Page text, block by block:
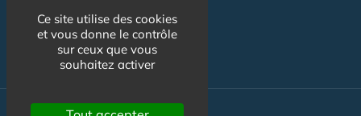
Association
NOS AUTRES SITES :
Ce site utilise des cookies
et vous donne le contrôle
sur ceux que vous
souhaitez activer